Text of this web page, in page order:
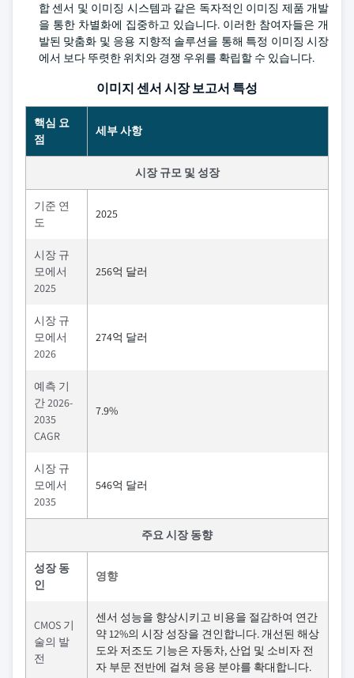
합 센서 및 이미징 시스템과 같은 독자적인 이미징 제품 개발
을 통한 차별화에 집중하고 있습니다. 이러한 참여자들은 개
발된 맞춤화 및 응용 지향적 솔루션을 통해 특정 이미징 시장
에서 보다 뚜렷한 위치와 경쟁 우위를 확립할 수 있습니다.
이미지 센서 시장 보고서 특성
핵심 요
점
세부 사항
시장 규모 및 성장
기준 연
도
2025
시장 규
모에서
2025
256억 달러
시장 규
모에서
2026
274억 달러
예측 기
간 2026-
2035
CAGR
7.9%
시장 규
모에서
2035
546억 달러
주요 시장 동향
성장 동
인
영향
CMOS 기
술의 발
전
센서 성능을 향상시키고 비용을 절감하여 연간
약 12%의 시장 성장을 견인합니다. 개선된 해상
도와 저조도 기능은 자동차, 산업 및 소비자 전
자 부문 전반에 걸쳐 응용 분야를 확대합니다.